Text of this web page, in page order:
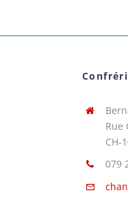
Rue
CH-
079